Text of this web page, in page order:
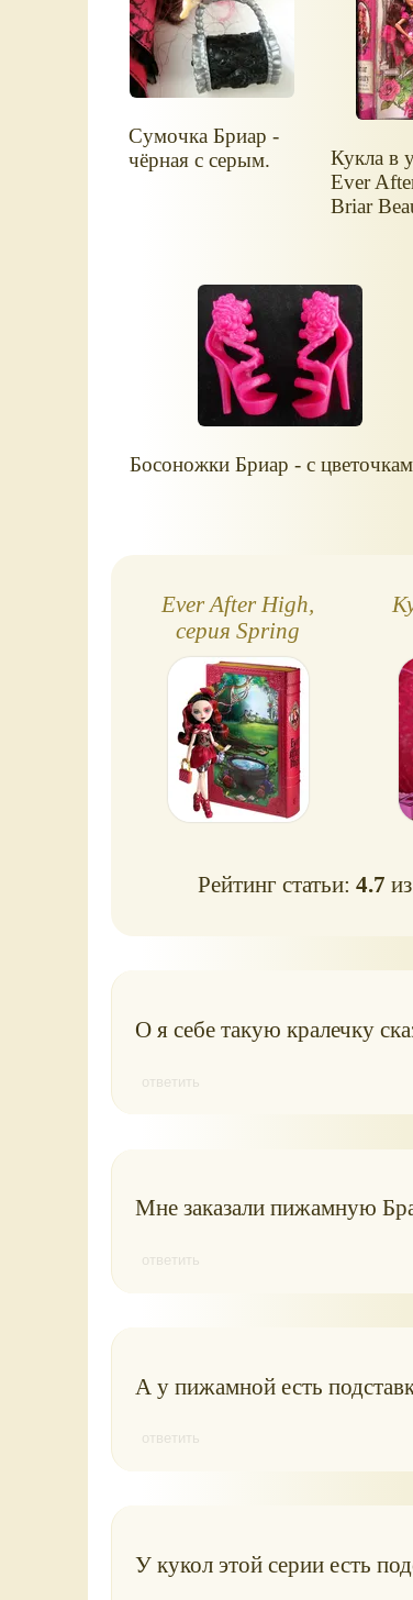
Сумочка Бриар -
чёрная с серым.
Кукла в
Ever
Briar
Босоножки Бриар - с
Ever After High,
серия Spring
Unsprung (Сказка
наизнанку)
Рейтинг статьи:4.7
О я себе такую кралечку
ответить
Мне заказали пижамную
ответить
А у пижамной есть
ответить
У кукол этой серии есть